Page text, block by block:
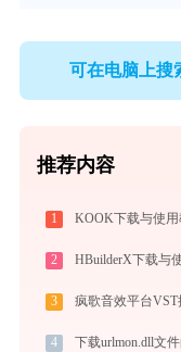
可在电脑上搜
推荐内容
1 KOOK下载与使
2 HBuilderX下载与
3 疯歌音效平台
4 下载urlmon.dll文